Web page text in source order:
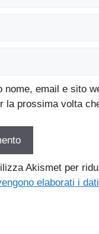
nome, email e sito
la prossima volta
Akismet per
elaborati i